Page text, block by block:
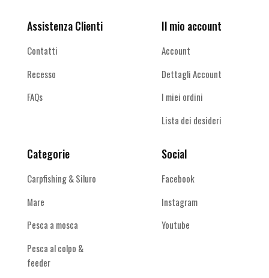
Assistenza Clienti
Contatti
Recesso
FAQs
Il mio account
Account
Dettagli Account
I miei ordini
Lista dei desideri
Categorie
Carpfishing & Siluro
Mare
Pesca a mosca
Pesca al colpo &
feeder
Social
Facebook
Instagram
Youtube